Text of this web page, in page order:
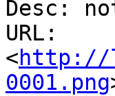
Desc:
URL:
<http://
0001.png